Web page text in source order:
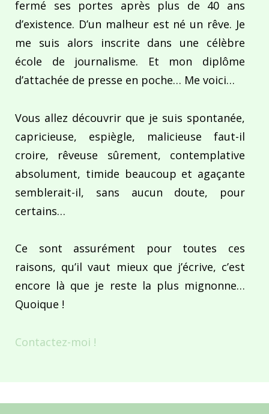
fermé ses portes après plus de 40 ans
d’existence. D’un malheur est né un rêve. Je
me suis alors inscrite dans une célèbre
école de journalisme. Et mon diplôme
d’attachée de presse en poche… Me voici…
Vous allez découvrir que je suis spontanée,
capricieuse, espiègle, malicieuse faut-il
croire, rêveuse sûrement, contemplative
absolument, timide beaucoup et agaçante
semblerait-il, sans aucun doute, pour
certains…
Ce sont assurément pour toutes ces
raisons, qu’il vaut mieux que j’écrive, c’est
encore là que je reste la plus mignonne…
Quoique !
Contactez-moi !